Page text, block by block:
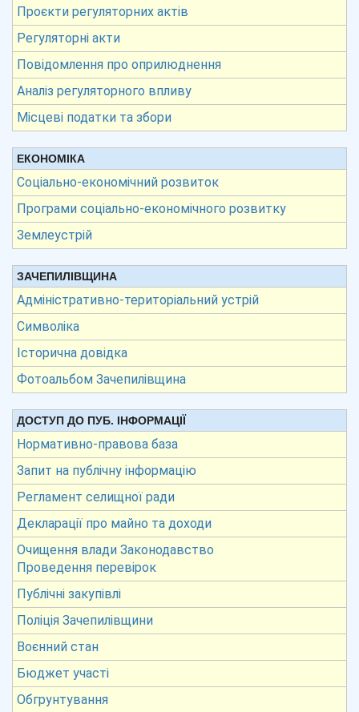
Проєкти регуляторних актів
Регуляторні акти
Повідомлення про оприлюднення
Аналіз регуляторного впливу
Місцеві податки та збори
ЕКОНОМІКА
Соціально-економічний розвиток
Програми соціально-економічного розвитку
Землеустрій
ЗАЧЕПИЛІВЩИНА
Адміністративно-територіальний устрій
Символіка
Історична довідка
Фотоальбом Зачепилівщина
ДОСТУП ДО ПУБ. ІНФОРМАЦІЇ
Нормативно-правова база
Запит на публічну інформацію
Регламент селищної ради
Декларації про майно та доходи
Очищення влади Законодавство
Проведення перевірок
Публічні закупівлі
Поліція Зачепилівщини
Воєнний стан
Бюджет участі
Обгрунтування